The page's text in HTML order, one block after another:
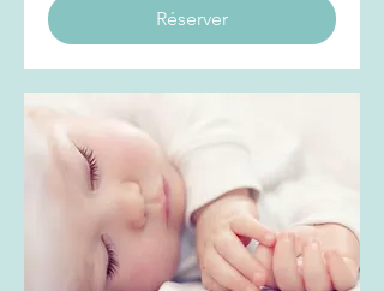
Réserver